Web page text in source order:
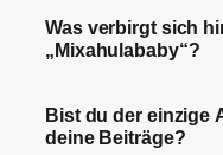
Was verbirgt sich
„Mixahulababy“?
Bist du der einzige
deine Beiträge?